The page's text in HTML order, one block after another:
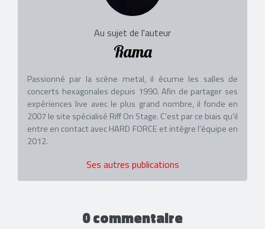
Au sujet de l'auteur
Rama
Passionné par la scène metal, il écume les salles de
concerts hexagonales depuis 1990. Afin de partager ses
expériences live avec le plus grand nombre, il fonde en
2007 le site spécialisé Riff On Stage. C’est par ce biais qu’il
entre en contact avec HARD FORCE et intègre l’équipe en
2012.
Ses autres publications
0 commentaire